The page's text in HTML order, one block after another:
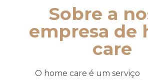
Sobre a
empresa de
care
O home care é um serviço